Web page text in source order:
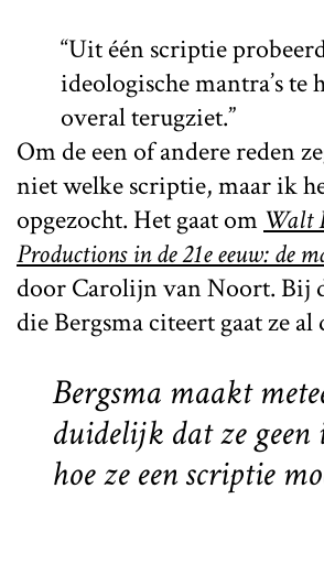
“Uit één scriptie
ideologische mantra’s te
overal terugziet.”
Om de een of andere reden
niet welke scriptie, maar ik
opgezocht. Het gaat om Walt
Productions in de 21e eeuw: de
door Carolijn van Noort. Bij
die Bergsma citeert gaat ze
Bergsma maakt
duidelijk dat ze geen
hoe ze een scriptie